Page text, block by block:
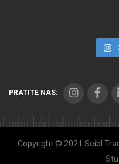
PRATITE NAS:
Copyright © 2021 Seibl